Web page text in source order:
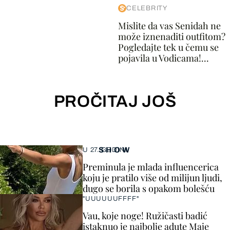
CELEBRITY
Mislite da vas Senidah ne
može iznenaditi outfitom?
Pogledajte tek u čemu se
pojavila u Vodicama!...
PROČITAJ JOŠ
SHOW
U 27. GODINI
Preminula je mlada influencerica
koju je pratilo više od milijun ljudi,
dugo se borila s opakom bolešću
"UUUUUUFFFF"
Vau, koje noge! Ružičasti badić
istaknuo je najbolje adute Maje